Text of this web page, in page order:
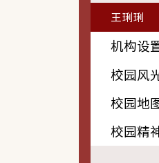
王琍琍
机构设
校园风
校园地
校园精